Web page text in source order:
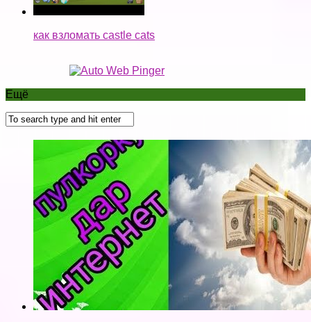
Тарзи пул кор кардан дар интернет заработка в
интернете))